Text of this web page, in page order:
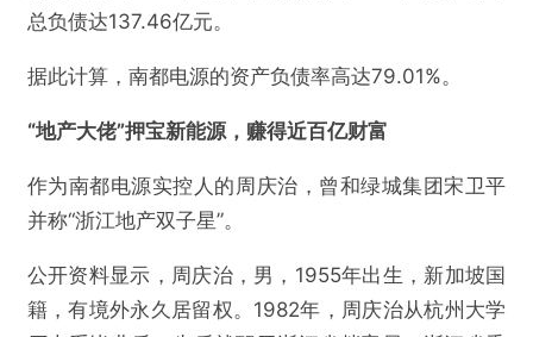
总负债达137.46亿元。
据此计算，南都电源的资产负债率高达79.01%。
“地产大佬”押宝新能源，赚得近百亿财富
作为南都电源实控人的周庆治，曾和绿城集团宋卫平
并称“浙江地产双子星”。
公开资料显示，周庆治，男，1955年出生，新加坡国
籍，有境外永久居留权。1982年，周庆治从杭州大学